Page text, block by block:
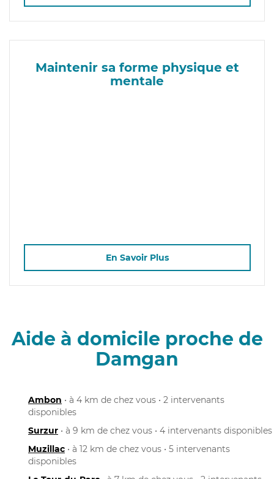
Maintenir sa forme physique et
mentale
En Savoir Plus
Aide à domicile proche de
Damgan
Ambon • à 4 km de chez vous • 2 intervenants
disponibles
Surzur • à 9 km de chez vous • 4 intervenants disponibles
Muzillac • à 12 km de chez vous • 5 intervenants
disponibles